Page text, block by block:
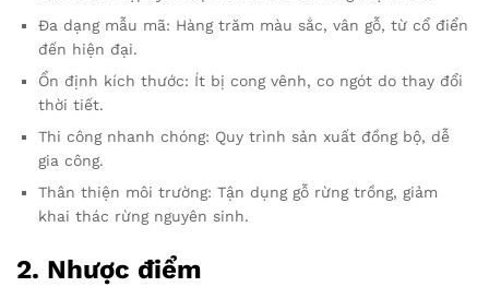
Đa dạng mẫu mã: Hàng trăm màu sắc, vân gỗ, từ cổ điển
đến hiện đại.
Ổn định kích thước: Ít bị cong vênh, co ngót do thay đổi
thời tiết.
Thi công nhanh chóng: Quy trình sản xuất đồng bộ, dễ
gia công.
Thân thiện môi trường: Tận dụng gỗ rừng trồng, giảm
khai thác rừng nguyên sinh.
2. Nhược điểm